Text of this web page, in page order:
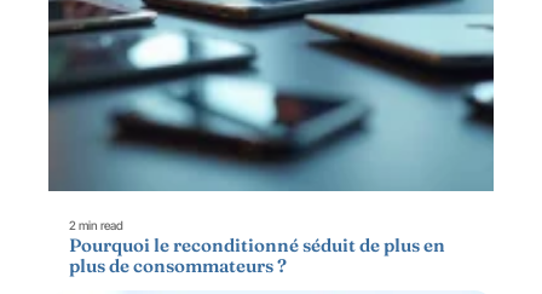
2 min read
Pourquoi le reconditionné séduit de plus en
plus de consommateurs ?